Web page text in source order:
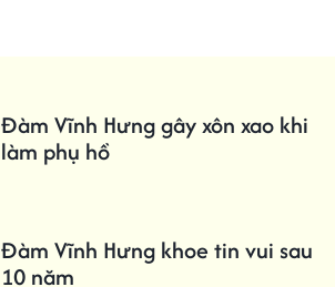
Đàm Vĩnh Hưng gây xôn xao khi
làm phụ hồ
Đàm Vĩnh Hưng khoe tin vui sau
10 năm